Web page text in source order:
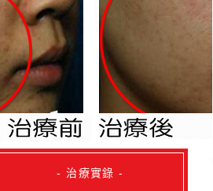
- 治療實錄 -